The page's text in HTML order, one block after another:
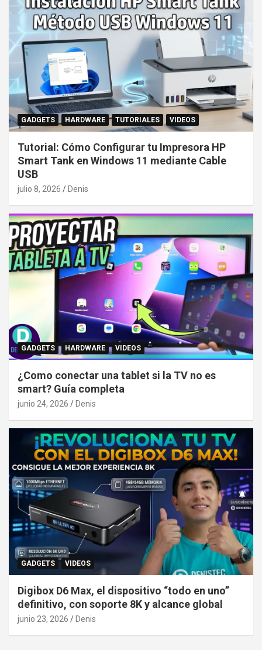
GADGETS HARDWARE TUTORIALES VIDEOS
Tutorial: Cómo Configurar tu Impresora HP
Smart Tank en Windows 11 mediante Cable
USB
julio 8, 2026 Denis
GADGETS HARDWARE VIDEOS
¿Como conectar una tablet si la TV no es
smart? Guía completa
junio 24, 2026 Denis
GADGETS VIDEOS
Digibox D6 Max, el dispositivo “todo en uno”
definitivo, con soporte 8K y alcance global
junio 23, 2026 Denis